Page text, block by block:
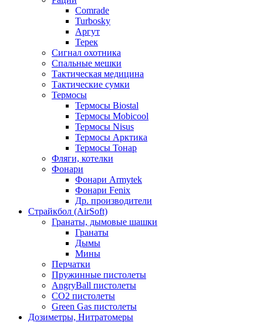
Comrade
Turbosky
Аргут
Терек
Сигнал охотника
Спальные мешки
Тактическая медицина
Тактические сумки
Термосы
Термосы Biostal
Термосы Mobicool
Термосы Nisus
Термосы Арктика
Термосы Тонар
Фляги, котелки
Фонари
Фонари Armytek
Фонари Fenix
Др. производители
Страйкбол (AirSoft)
Гранаты, дымовые шашки
Гранаты
Дымы
Мины
Перчатки
Пружинные пистолеты
AngryBall пистолеты
CO2 пистолеты
Green Gas пистолеты
Дозиметры, Нитратомеры